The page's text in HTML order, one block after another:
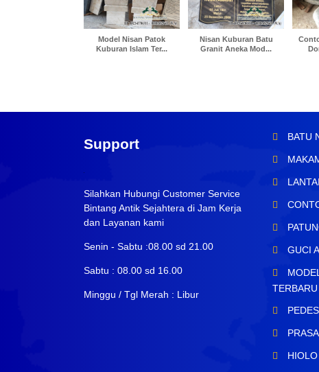
Model Nisan Patok
Kuburan Islam Ter...
Nisan Kuburan Batu
Granit Aneka Mod...
Support
Silahkan Hubungi Customer Service
Bintang Antik Sejahtera di Jam Kerja
dan Layanan kami
Senin - Sabtu :08.00 sd 21.00
Sabtu : 08.00 sd 16.00
Minggu / Tgl Merah : Libur
BATU
GUCI
TERBARU